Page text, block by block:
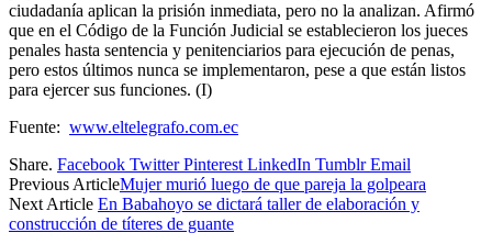
ciudadanía aplican la prisión inmediata, pero no la analizan. Afirmó
que en el Código de la Función Judicial se establecieron los jueces
penales hasta sentencia y penitenciarios para ejecución de penas,
pero estos últimos nunca se implementaron, pese a que están listos
para ejercer sus funciones. (I)
Fuente: www.eltelegrafo.com.ec
Share. Facebook Twitter Pinterest LinkedIn Tumblr Email
Previous ArticleMujer murió luego de que pareja la golpeara
Next Article En Babahoyo se dictará taller de elaboración y
construcción de títeres de guante